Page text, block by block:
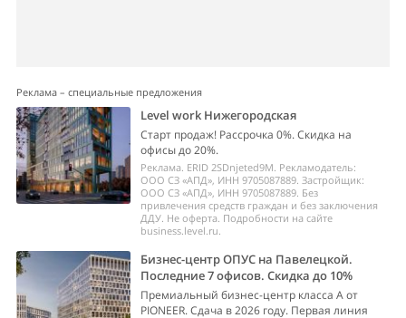
Реклама – специальные предложения
Level work Нижегородская
Старт продаж! Рассрочка 0%. Скидка на
офисы до 20%.
Реклама. ERID 2SDnjeted9M. Рекламодатель:
ООО СЗ «АПД», ИНН 9705087889. Застройщик:
ООО СЗ «АПД», ИНН 9705087889. Без
привлечения средств граждан и без заключения
ДДУ. Не оферта. Подробности на сайте
business.level.ru.
Бизнес-центр ОПУС на Павелецкой.
Последние 7 офисов. Скидка до 10%
Премиальный бизнес-центр класса А от
PIONEER. Сдача в 2026 году. Первая линия